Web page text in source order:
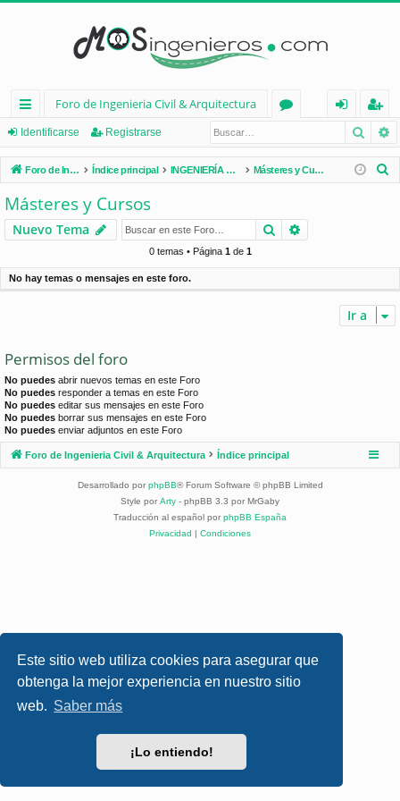
Este sitio web utiliza cookies para asegurar que
obtenga la mejor experiencia en nuestro sitio
web. Saber más
¡Lo entiendo!
nl
ac
es
rá
pi
d
Foro de Ingenieria Civil & Arquitectura
os
nt
ifi
e
eg
ist
ra
Identificarse Registrarse
Foro de Ingenieria Civil & Arquitectura Índice principal INGENIERÍA CIVIL (España) Másteres y Cursos
r
Másteres y Cursos
Nuevo Tema Buscar
0 temas • Página 1de 1
No hay temas o mensajes en este foro.
Ir a
Permisos del foro
No puedes abrir nuevos temas en este Foro
No puedes responder a temas en este Foro
No puedes editar sus mensajes en este Foro
No puedes borrar sus mensajes en este Foro
No puedes enviar adjuntos en este Foro
Foro de Ingenieria Civil & Arquitectura Índice principal
Desarrollado por phpBB® Forum Software © phpBB Limited
Style por Arty - phpBB 3.3 por MrGaby
Traducción al español por phpBB España
Privacidad | Condiciones